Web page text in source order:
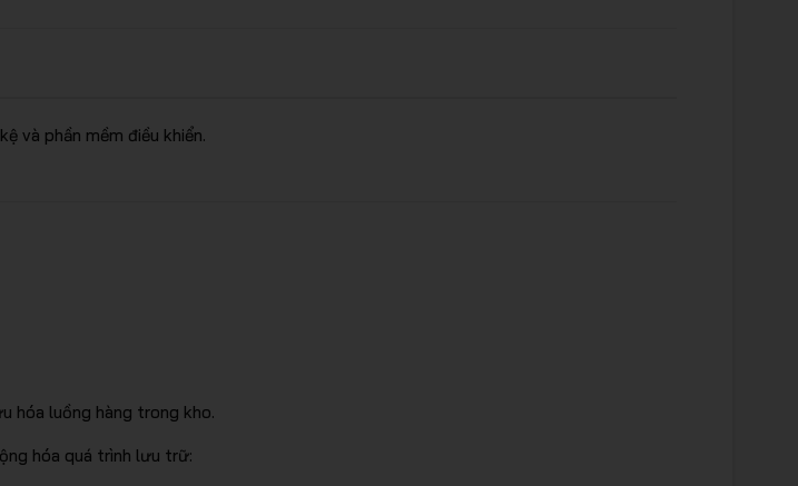
và phần mềm điều khiển.
hóa luồng hàng trong kho.
hóa quá trình lưu trữ: